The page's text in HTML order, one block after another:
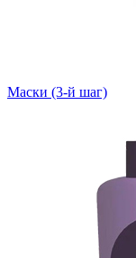
Маски (3-й шаг)